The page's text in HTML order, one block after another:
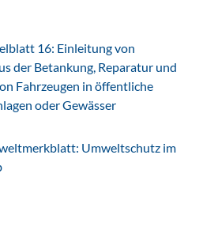
16: Einleitung von
der Betankung, Reparatur und
Fahrzeugen in öffentliche
oder Gewässer
Umweltschutz im